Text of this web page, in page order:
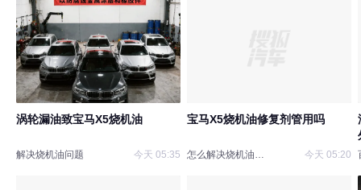
涡轮漏油致宝马X5烧机油
解决烧机油问题 今天 05:35
宝马X5烧机油修复剂管用吗
怎么解决烧机油问题 今天 05:20